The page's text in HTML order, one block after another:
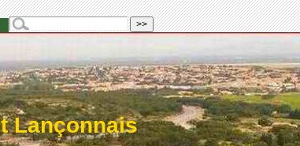
Lançonnais